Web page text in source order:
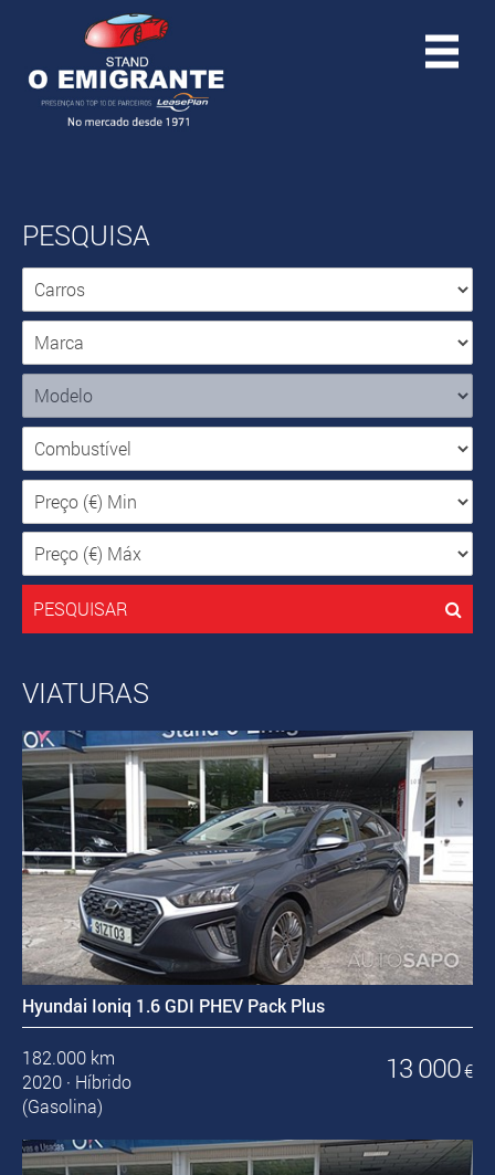
PESQUISA
PESQUISAR
VIATURAS
Hyundai Ioniq 1.6 GDI PHEV Pack Plus
182.000 km
2020 · Híbrido
(Gasolina)
13 000 €